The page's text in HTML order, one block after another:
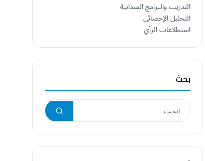
التدريب والبرامج الميدانية
التحليل الإحصائي
استطلاعات الرأي
بحث